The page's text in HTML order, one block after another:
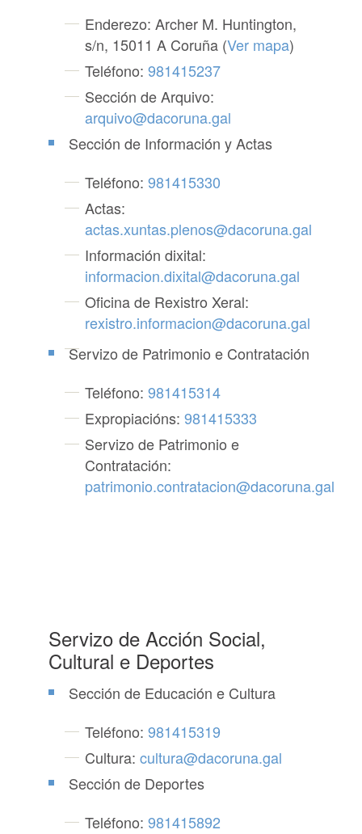
Enderezo: Archer M. Huntington,
s/n, 15011 A Coruña (Ver mapa)
Teléfono: 981415237
Sección de Arquivo:
arquivo@dacoruna.gal
Sección de Información y Actas
Teléfono: 981415330
Actas:
actas.xuntas.plenos@dacoruna.gal
Información dixital:
informacion.dixital@dacoruna.gal
Oficina de Rexistro Xeral:
rexistro.informacion@dacoruna.gal
Servizo de Patrimonio e Contratación
Teléfono: 981415314
Expropiacións: 981415333
Servizo de Patrimonio e
Contratación:
patrimonio.contratacion@dacoruna.gal
Servizo de Acción Social,
Cultural e Deportes
Sección de Educación e Cultura
Teléfono: 981415319
Cultura: cultura@dacoruna.gal
Sección de Deportes
Teléfono: 981415892